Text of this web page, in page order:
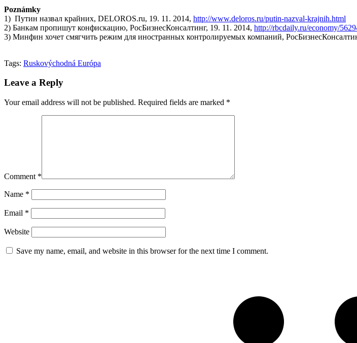
Poznámky
1) Путин назвал крайних, DELOROS.ru, 19. 11. 2014, http://www.deloros.ru/putin-nazval-krajnih.html
2) Банкам пропишут конфискацию, РосБизнесКонсалтинг, 19. 11. 2014, http://rbcdaily.ru/economy/
3) Минфин хочет смягчить режим для иностранных контролируемых компаний,
Tags: Ruskovýchodná Európa
Leave a Reply
Your email address will not be published. Required fields are marked *
Comment *
Name *
Email *
Website
Save my name, email, and website in this browser for the next time I comment.